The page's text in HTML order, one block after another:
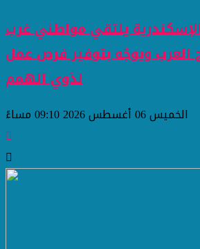
يلتقي مواطني غرب
العرب ويوجّه بتوفير فرص عمل
لذوي الهمم
الخميس 06 أغسطس 2026 09:10 مساءً